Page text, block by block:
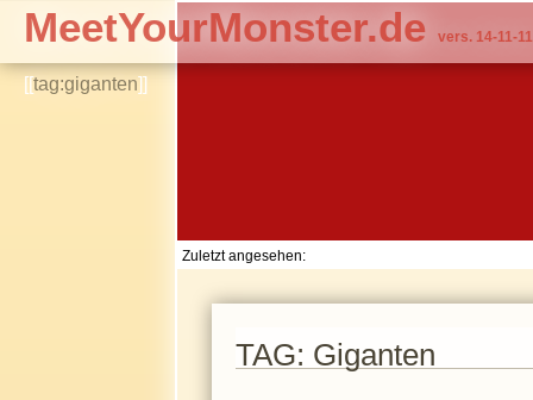
[[tag:giganten]]
MeetYourMonster.de vers. 14-11-11
Zuletzt angesehen:
TAG: Giganten